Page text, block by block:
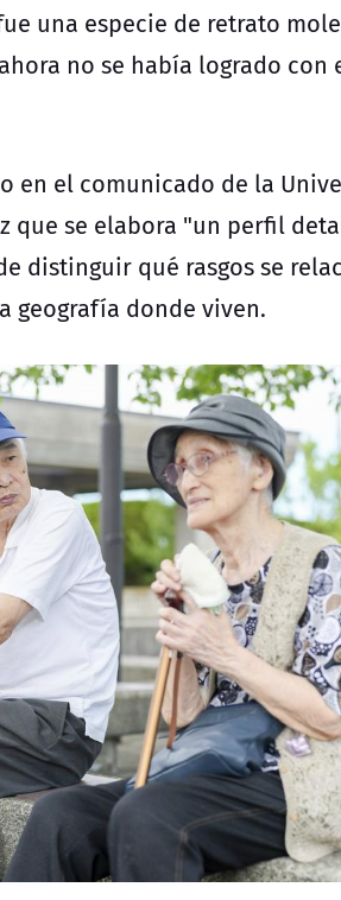
una especie de retrato
no se había logrado con
en el comunicado de la
que se elabora "un perfil
distinguir qué rasgos se
geografía donde viven.